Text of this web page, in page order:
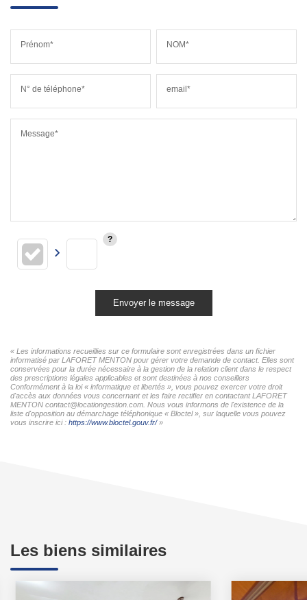
Prénom* NOM*
N° de téléphone* email*
Message*
Envoyer le message
« Les informations recueillies sur ce formulaire sont enregistrées dans un fichier
informatisé par LAFORET MENTON pour gérer votre demande de contact. Elles sont
conservées pour la durée nécessaire à la gestion de la relation client dans le respect
des prescriptions légales applicables et sont destinées à nos conseillers
Conformément à la loi « informatique et libertés », vous pouvez exercer votre droit
d'accès aux données vous concernant et les faire rectifier en contactant LAFORET
MENTON contact@locationgestion.com. Nous vous informons de l'existence de la
liste d'opposition au démarchage téléphonique « Bloctel », sur laquelle vous pouvez
vous inscrire ici : https://www.bloctel.gouv.fr/»
Les biens similaires